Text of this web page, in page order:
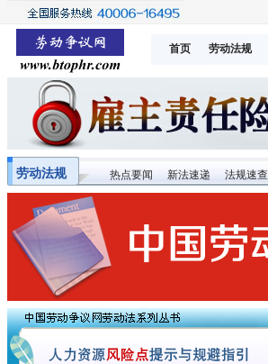
首页 劳动法规
劳动法规 热点要闻 新法速递 法规速查